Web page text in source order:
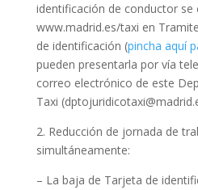
identificación de conductor se
www.madrid.es/taxi en
de identificación (pincha aquí
pueden presentarla por vía
correo electrónico de este
Taxi
2. Reducción de jornada de
simultáneamente:
– La baja de Tarjeta de